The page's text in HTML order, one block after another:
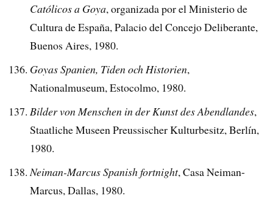
Católicos a Goya, organizada por el Ministerio de
Cultura de España, Palacio del Concejo Deliberante,
Buenos Aires, 1980.
Goyas Spanien, Tiden och Historien,
Nationalmuseum, Estocolmo, 1980.
Bilder von Menschen in der Kunst des Abendlandes,
Staatliche Museen Preussischer Kulturbesitz, Berlín,
1980.
Neiman-Marcus Spanish fortnight, Casa Neiman-
Marcus, Dallas, 1980.